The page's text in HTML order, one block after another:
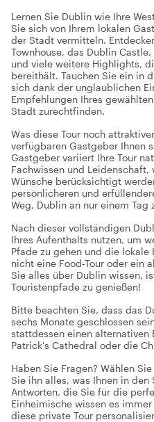
Lernen Sie Dublin wie Ihre
Sie sich von Ihrem lokalen
der Stadt vermitteln.
Townhouse, das Dublin
und viele weitere Highlights,
bereithält. Tauchen Sie ein in
sich dank der unglaublichen
Empfehlungen Ihres
Stadt zurechtfinden.
Was diese Tour noch
verfügbaren Gastgeber Ihnen
Gastgeber variiert Ihre Tour
Fachwissen und
Wünsche berücksichtigt
persönlicheren und
Weg, Dublin an nur einem Tag
Nach dieser vollständigen
Ihres Aufenthalts nutzen, um
Pfade zu gehen und die
nicht eine Food-Tour oder ein
Sie alles über Dublin wissen,
Touristenpfade zu genießen!
Bitte beachten Sie, dass das
sechs Monate geschlossen
stattdessen einen alternativen
Patrick's Cathedral oder die
Haben Sie Fragen? Wählen
Sie ihn alles, was Ihnen in
Antworten, die Sie für die
Einheimische wissen es
diese private Tour